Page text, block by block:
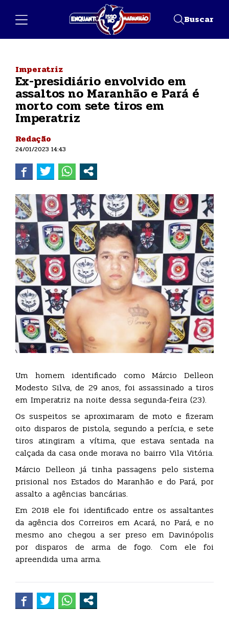
Buscar
Imperatriz
Ex-presidiário envolvido em
assaltos no Maranhão e Pará é
morto com sete tiros em
Imperatriz
Redação
24/01/2023 14:43
Um homem identificado como Márcio Delleon
Modesto Silva, de 29 anos, foi assassinado a tiros
em Imperatriz na noite dessa segunda-feira (23).
Os suspeitos se aproximaram de moto e fizeram
oito disparos de pistola, segundo a perícia, e sete
tiros atingiram a vítima, que estava sentada na
calçada da casa onde morava no bairro Vila Vitória.
Márcio Delleon já tinha passagens pelo sistema
prisional nos Estados do Maranhão e do Pará, por
assalto a agências bancárias.
Em 2018 ele foi identificado entre os assaltantes
da agência dos Correiros em Acará, no Pará, e no
mesmo ano chegou a ser preso em Davinópolis
por disparos de arma de fogo. Com ele foi
apreendida uma arma.